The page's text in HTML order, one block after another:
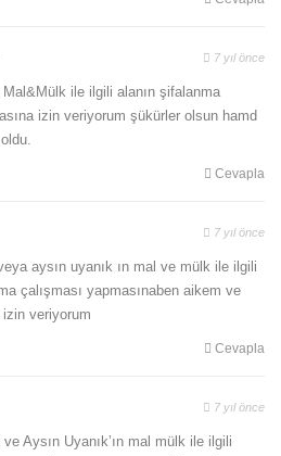
7 yıl önce
Mal&Mülk ile ilgili alanın şifalanma
izin veriyorum şükürler olsun hamd
Cevapla
7 yıl önce
aysın uyanık ın mal ve mülk ile ilgili
çalışması yapmasınaben aikem ve
izin veriyorum
Cevapla
7 yıl önce
Aysın Uyanık’ın mal mülk ile ilgili